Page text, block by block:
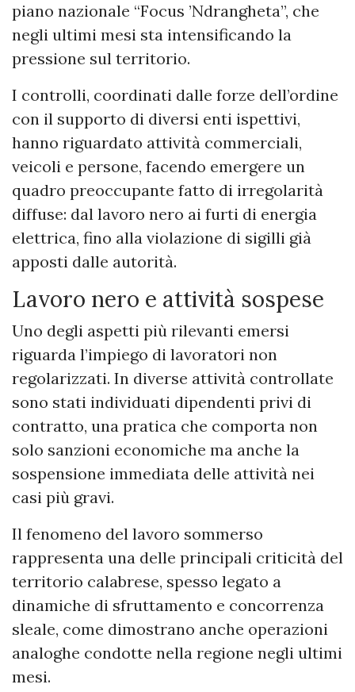
piano nazionale “Focus ’Ndrangheta”, che
negli ultimi mesi sta intensificando la
pressione sul territorio.
I controlli, coordinati dalle forze dell’ordine
con il supporto di diversi enti ispettivi,
hanno riguardato attività commerciali,
veicoli e persone, facendo emergere un
quadro preoccupante fatto di irregolarità
diffuse: dal lavoro nero ai furti di energia
elettrica, fino alla violazione di sigilli già
apposti dalle autorità.
Lavoro nero e attività sospese
Uno degli aspetti più rilevanti emersi
riguarda l’impiego di lavoratori non
regolarizzati. In diverse attività controllate
sono stati individuati dipendenti privi di
contratto, una pratica che comporta non
solo sanzioni economiche ma anche la
sospensione immediata delle attività nei
casi più gravi.
Il fenomeno del lavoro sommerso
rappresenta una delle principali criticità del
territorio calabrese, spesso legato a
dinamiche di sfruttamento e concorrenza
sleale, come dimostrano anche operazioni
analoghe condotte nella regione negli ultimi
mesi.